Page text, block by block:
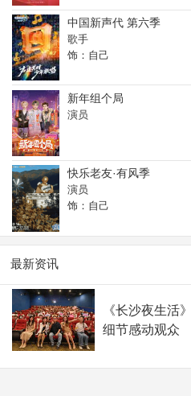
；5月，出任万益蓝“有益音乐官
2》 。2025年，参加《2025年
会》并演唱歌曲《登高》 。
中国新声代 第六季
歌手
饰：自己
新年组个局
演员
快乐老友·有风季
演员
饰：自己
最新资讯
《长沙夜生活
细节感动观众